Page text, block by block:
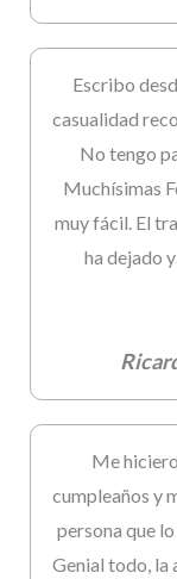
Escribo
casualidad
No tengo
Muchísimas
muy fácil. El
ha dejado
Me
cumpleaños y
persona que
Genial todo, la